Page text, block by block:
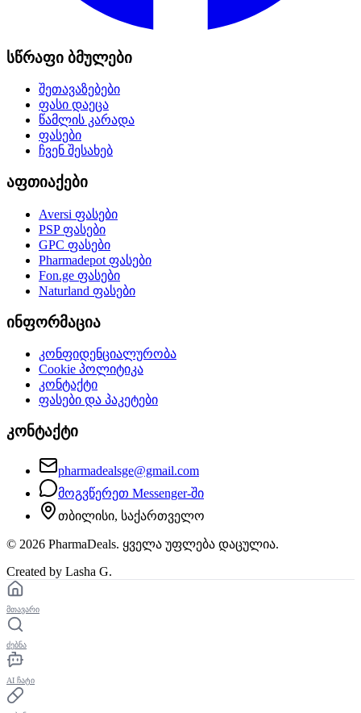
სწრაფი ბმულები
შეთავაზებები
ფასი დაეცა
წამლის კარადა
ფასები
ჩვენ შესახებ
აფთიაქები
Aversi ფასები
PSPფასები
GPC ფასები
Pharmadepot ფასები
Fon.ge ფასები
Naturland ფასები
ინფორმაცია
კონფიდენციალურობა
Cookie პოლიტიკა
კონტაქტი
ფასები და პაკეტები
კონტაქტი
pharmadealsge@gmail.com
მოგვწერეთ Messenger-ში
თბილისი, საქართველო
© 2026 PharmaDeals. ყველა უფლება დაცულია.
Created by Lasha G.
მთავარი
ძებნა
AI ჩატი